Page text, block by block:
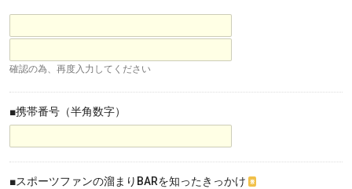
確認の為、再度入力してください
■携帯番号（半角数字）
■スポーツファンの溜まりBARを知ったきっかけ ※